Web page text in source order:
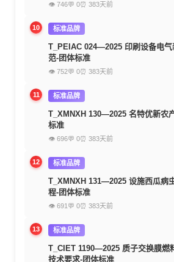
👁 746💬 0⏰ 383天前
10 标准品牌
T_PEIAC 024—2025 印刷设备电气
范-团体标准
👁 752💬 0⏰ 383天前
11 标准品牌
T_XMNXH 130—2025 名特优新农
标准
👁 696💬 0⏰ 383天前
12 标准品牌
T_XMNXH 131—2025 设施西瓜病
程-团体标准
👁 691 💬 0⏰ 383天前
13 标准品牌
T_CIET 1190—2025 质子交换膜燃
技术要求-团体标准